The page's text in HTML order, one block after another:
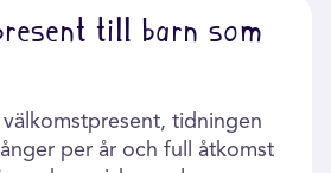
till barn som
välkomstpresent, tidningen
per år och full åtkomst